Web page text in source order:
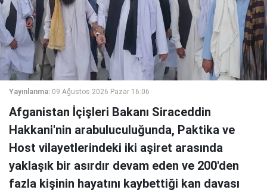
Yayınlanma: 09 Ağustos 2026 Pazar 16:06
Afganistan İçişleri Bakanı Siraceddin
Hakkani'nin arabuluculuğunda, Paktika ve
Host vilayetlerindeki iki aşiret arasında
yaklaşık bir asırdır devam eden ve 200'den
fazla kişinin hayatını kaybettiği kan davası